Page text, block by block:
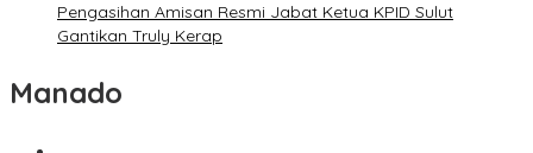
Pengasihan Amisan Resmi Jabat Ketua KPID Sulut
Gantikan Truly Kerap
Manado